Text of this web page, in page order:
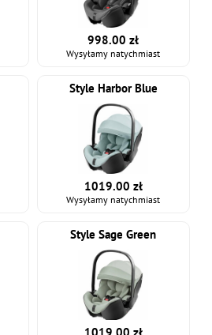
998.00 zł
Wysyłamy natychmiast
Style Harbor Blue
1019.00 zł
Wysyłamy natychmiast
Style Sage Green